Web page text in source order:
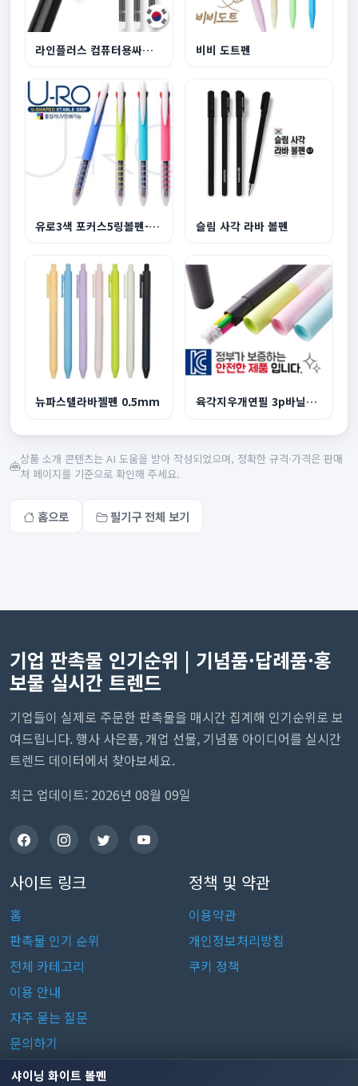
라인플러스 컴퓨터용싸인펜 비비 도트펜
유로3색 포커스5링볼펜-독일잉크 슬림 사각 라바 볼펜
뉴파스텔라바젤펜 0.5mm 육각지우개연필 3p바닐라원통케이스
상품 소개 콘텐츠는 AI 도움을 받아 작성되었으며, 정확한 규격·가격은 판매
처 페이지를 기준으로 확인해 주세요.
홈으로 필기구 전체 보기
샤이닝 화이트 볼펜
기업 판촉물 인기순위 | 기념품·답례품·홍
보물 실시간 트렌드
기업들이 실제로 주문한 판촉물을 매시간 집계해 인기순위로 보
여드립니다. 행사 사은품, 개업 선물, 기념품 아이디어를 실시간
트렌드 데이터에서 찾아보세요.
최근 업데이트: 2026년 08월 09일
사이트 링크
홈
판촉물 인기 순위
전체 카테고리
이용 안내
자주 묻는 질문
문의하기
정책 및 약관
이용약관
개인정보처리방침
쿠키 정책